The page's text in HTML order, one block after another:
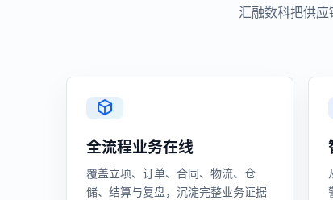
汇融数科把供
全流程业务在线
覆盖立项、订单、合同、物流、仓
储、结算与复盘，沉淀完整业务证据